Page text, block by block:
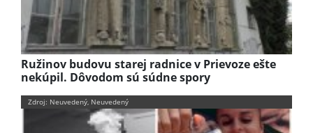
Ružinov budovu starej radnice v Prievoze ešte
nekúpil. Dôvodom sú súdne spory
Zdroj: Neuvedený, Neuvedený